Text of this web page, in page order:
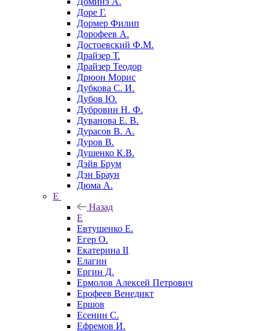
Доре Г.
Дормер Филип
Дорофеев А.
Достоевский Ф.М.
Драйзер Т.
Драйзер Теодор
Дрюон Морис
Дубкова С. И.
Дубов Ю.
Дубровин Н. Ф.
Дуванова Е. В.
Дурасов В. А.
Дуров В.
Душенко К.В.
Дэйв Брум
Дэн Браун
Дюма А.
Е
Назад
Е
Евтушенко Е.
Егер О.
Екатерина II
Елагин
Ергин Д.
Ермолов Алексей Петрович
Ерофеев Венедикт
Ершов
Есенин С.
Ефремов И.